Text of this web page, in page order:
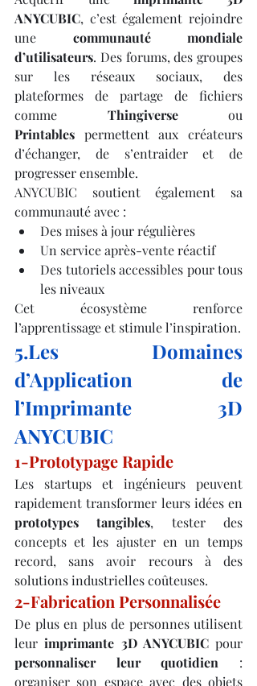
ANYCUBIC, c’est également rejoindre
une communauté mondiale
d’utilisateurs. Des forums, des groupes
sur les réseaux sociaux, des
plateformes de partage de fichiers
comme Thingiverse
Printables permettent aux créateurs
d’échanger, de s’entraider et de
progresser ensemble.
ANYCUBIC soutient également sa
communauté avec :
Des mises à jour régulières
Un service après-vente réactif
Des tutoriels accessibles pour tous
les niveaux
Cet écosystème renforce
l’apprentissage et stimule l’inspiration.
5.Les Domaines
d’Application de
l’Imprimante 3D
ANYCUBIC
1-Prototypage Rapide
Les startups et ingénieurs peuvent
prototypes tangibles, tester des
concepts et les ajuster en un temps
record, sans avoir recours à des
solutions industrielles coûteuses.
2-Fabrication Personnalisée
De plus en plus de personnes utilisent
leur imprimante 3D ANYCUBIC
personnaliser leur quotidien :
organiser son espace avec des objets